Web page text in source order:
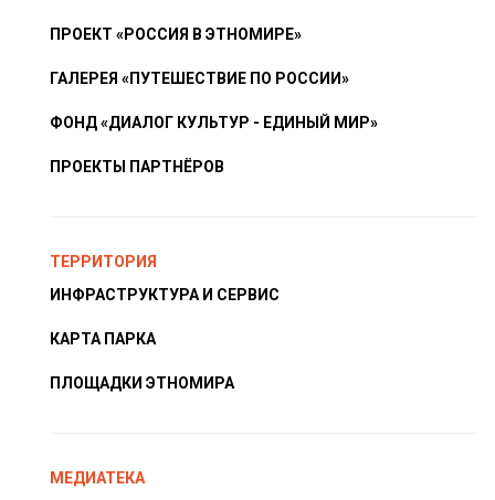
ПРОЕКТ «РОССИЯ В ЭТНОМИРЕ»
ГАЛЕРЕЯ «ПУТЕШЕСТВИЕ ПО РОССИИ»
ФОНД «ДИАЛОГ КУЛЬТУР - ЕДИНЫЙ МИР»
ПРОЕКТЫ ПАРТНЁРОВ
ТЕРРИТОРИЯ
ИНФРАСТРУКТУРА И СЕРВИС
КАРТА ПАРКА
ПЛОЩАДКИ ЭТНОМИРА
МЕДИАТЕКА